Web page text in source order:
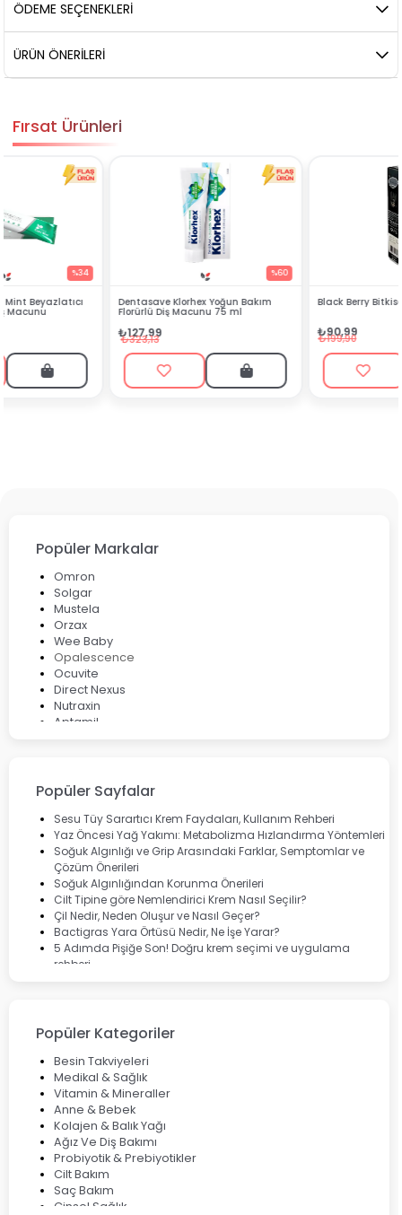
ÖDEME SEÇENEKLERI
ÜRÜN ÖNERILERI
Fırsat Ürünleri
Dentasave Klorhex Yoğun Bakım
Florürlü Diş Macunu 75 ml
Black Berry Bitkisel Sprey 25 ml
Popüler Markalar
Omron
Solgar
Mustela
Orzax
Wee Baby
Opalescence
Ocuvite
Direct Nexus
Nutraxin
Aptamil
Lansinoh
Cebrolux
Dermoskin
Marvis
Rcfarma
Popüler Sayfalar
Sesu Tüy Sarartıcı Krem Faydaları, Kullanım Rehberi
Yaz Öncesi Yağ Yakımı: Metabolizma Hızlandırma Yöntemleri
Soğuk Algınlığı ve Grip Arasındaki Farklar, Semptomlar ve
Çözüm Önerileri
Soğuk Algınlığından Korunma Önerileri
Cilt Tipine göre Nemlendirici Krem Nasıl Seçilir?
Çil Nedir, Neden Oluşur ve Nasıl Geçer?
Bactigras Yara Örtüsü Nedir, Ne İşe Yarar?
5 Adımda Pişiğe Son! Doğru krem seçimi ve uygulama
rehberi
Çözüm Yolları
Bocavirüs Enfeksiyonu Hakkında Bilmeniz Gerekenler
Deep Flex Topraklama Matı Nedir? Detaylı Rehber
Mumiyo Nedir? Faydaları ve Kullanım Alanları Nelerdir?
Popüler Kategoriler
Besin Takviyeleri
Medikal & Sağlık
Vitamin & Mineraller
Anne & Bebek
Kolajen & Balık Yağı
Ağız Ve Diş Bakımı
Probiyotik & Prebiyotikler
Cilt Bakım
Saç Bakım
Cinsel Sağlık